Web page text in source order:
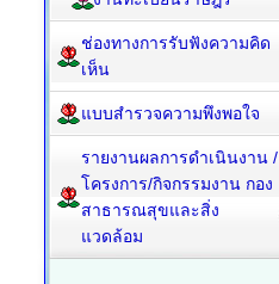
ช่องทางการรับฟังความคิด
เห็น
แบบสำรวจความพึงพอใจ
รายงานผลการดำเนินงาน /
โครงการ/กิจกรรมงาน กอง
สาธารณสุขและสิ่ง
แวดล้อม